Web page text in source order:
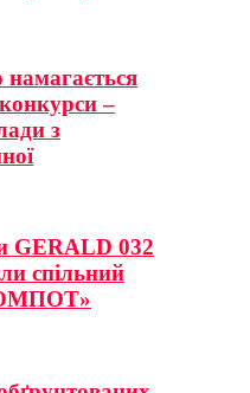
намагається
–
з
GERALD 032
спільний